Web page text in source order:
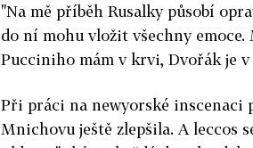
"Na mě příběh Rusalky působí
do ní mohu vložit všechny
Pucciniho mám v krvi, Dvořák je
Při práci na newyorské inscenaci
Mnichovu ještě zlepšila. A leccos